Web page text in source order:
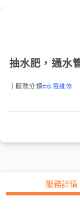
抽水肥，通水
｜服務分類#水電維修
服務詳情